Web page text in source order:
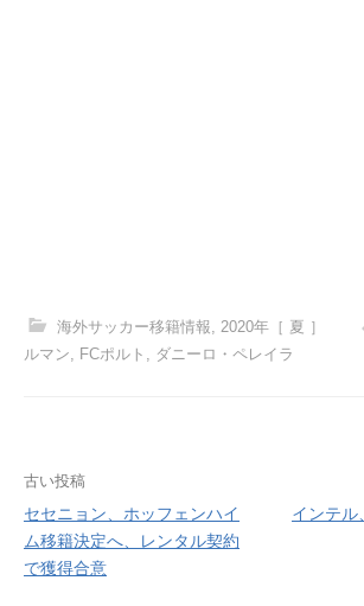
海外サッカー移籍情報 2020年［ 夏 ］
ルマン, FCポルト , ダニーロ・ペレイラ
投
稿
ナ
古い投稿
セセニョン、ホッフェンハイ
ム移籍決定へ、レンタル契約
で獲得合意
インテル